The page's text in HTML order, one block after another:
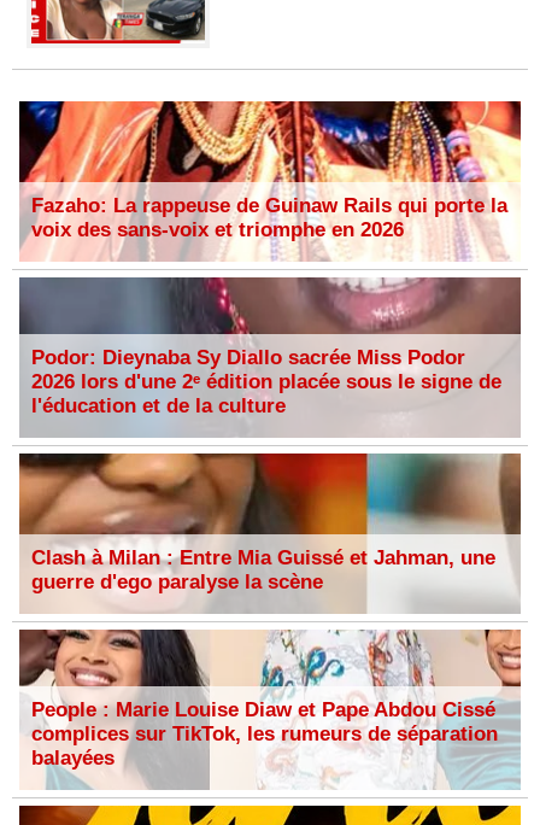
Fazaho: La rappeuse de Guinaw Rails qui porte la
voix des sans-voix et triomphe en 2026
Podor: Dieynaba Sy Diallo sacrée Miss Podor
2026 lors d'une 2ᵉ édition placée sous le signe de
l'éducation et de la culture
Clash à Milan : Entre Mia Guissé et Jahman, une
guerre d'ego paralyse la scène
People : Marie Louise Diaw et Pape Abdou Cissé
complices sur TikTok, les rumeurs de séparation
balayées